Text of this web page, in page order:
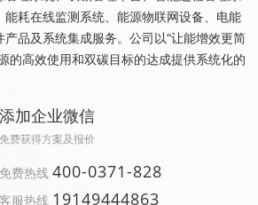
耗在线监测系统、能源物联网设备、电能
品及系统集成服务。公司以“让能增效更简
的高效使用和双碳目标的达成提供系统化的
添加企业微信
免费获得方案及报价
免费热线 400-0371-828
客服热线 19149444863